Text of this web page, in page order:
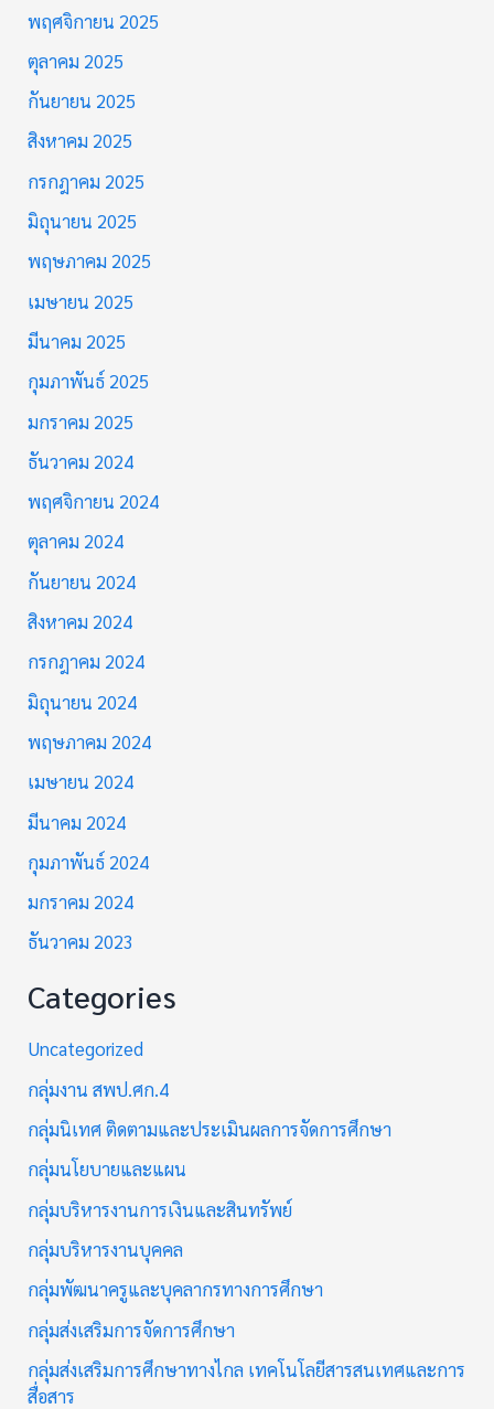
พฤศจิกายน 2025
ตุลาคม 2025
กันยายน 2025
สิงหาคม 2025
กรกฎาคม 2025
มิถุนายน 2025
พฤษภาคม 2025
เมษายน 2025
มีนาคม 2025
กุมภาพันธ์ 2025
มกราคม 2025
ธันวาคม 2024
พฤศจิกายน 2024
ตุลาคม 2024
กันยายน 2024
สิงหาคม 2024
กรกฎาคม 2024
มิถุนายน 2024
พฤษภาคม 2024
เมษายน 2024
มีนาคม 2024
กุมภาพันธ์ 2024
มกราคม 2024
ธันวาคม 2023
Categories
Uncategorized
กลุ่มงาน สพป.ศก.4
กลุ่มนิเทศ ติดตามและประเมินผลการจัดการศึกษา
กลุ่มนโยบายและแผน
กลุ่มบริหารงานการเงินและสินทรัพย์
กลุ่มบริหารงานบุคคล
กลุ่มพัฒนาครูและบุคลากรทางการศึกษา
กลุ่มส่งเสริมการจัดการศึกษา
กลุ่มส่งเสริมการศึกษาทางไกล เทคโนโลยีสารสนเทศและการ
สื่อสาร